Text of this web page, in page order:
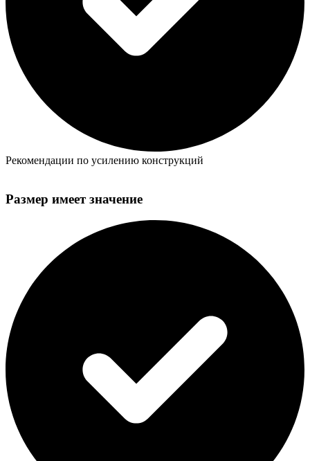
Рекомендации по усилению конструкций
Размер имеет значение